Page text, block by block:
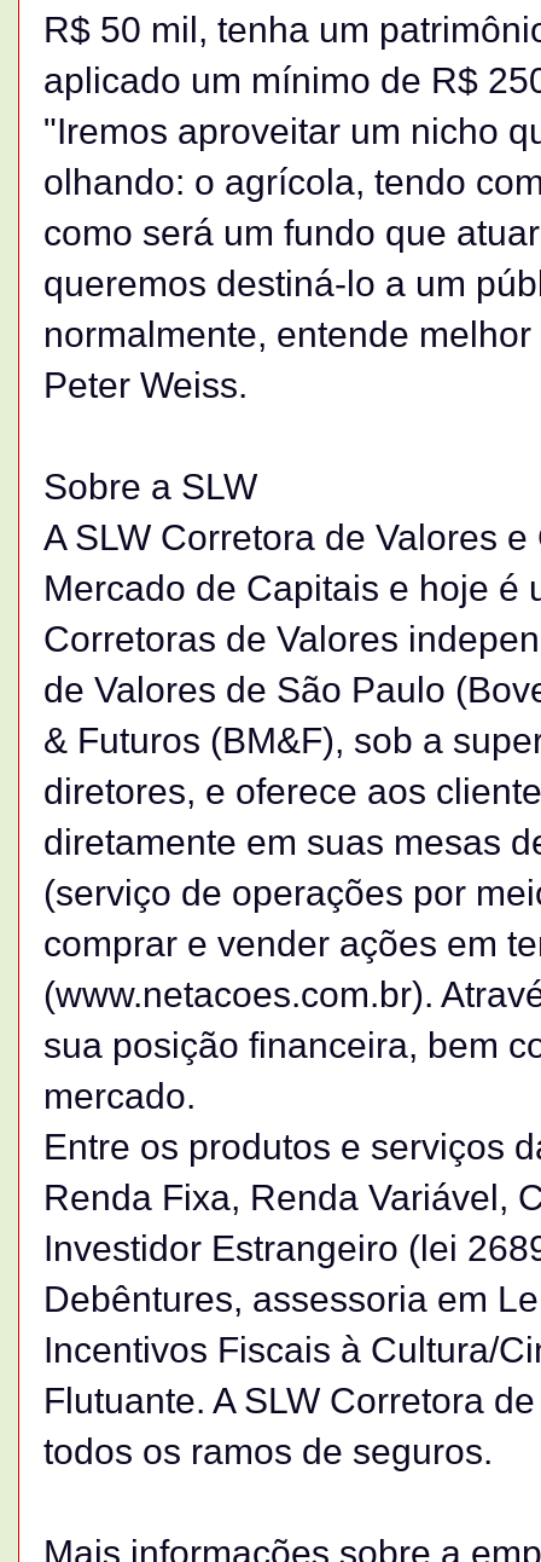
R$ 50 mil, tenha um
aplicado um mínimo de R$
"Iremos aproveitar um nicho
olhando: o agrícola, tendo
como será um fundo que
queremos destiná-lo a um
normalmente, entende
Peter Weiss.
Sobre a SLW
A SLW Corretora de Valores
Mercado de Capitais e hoje é
Corretoras de Valores
de Valores de São Paulo
& Futuros (BM&F), sob a
diretores, e oferece aos
diretamente em suas mesas
(serviço de operações por
comprar e vender ações em
(www.netacoes.com.br).
sua posição financeira, bem
mercado.
Entre os produtos e serviços
Renda Fixa, Renda Variável,
Investidor Estrangeiro (lei
Debêntures, assessoria em
Incentivos Fiscais à Cultura/
Flutuante. A SLW Corretora
todos os ramos de seguros.
Mais informações sobre a